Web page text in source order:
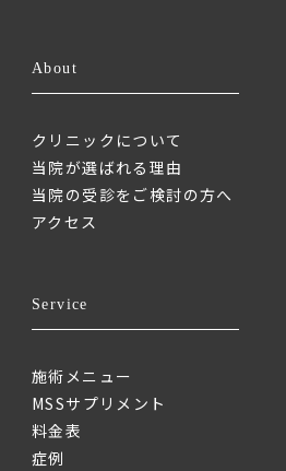
About
クリニックについて
当院が選ばれる理由
当院の受診をご検討の方へ
アクセス
Service
施術メニュー
MSSサプリメント
料金表
症例